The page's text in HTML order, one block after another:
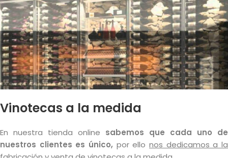
Vinotecas a la medida
En nuestra tienda online sabemos que cada uno de
nuestros clientes es único, por ello nos dedicamos a la